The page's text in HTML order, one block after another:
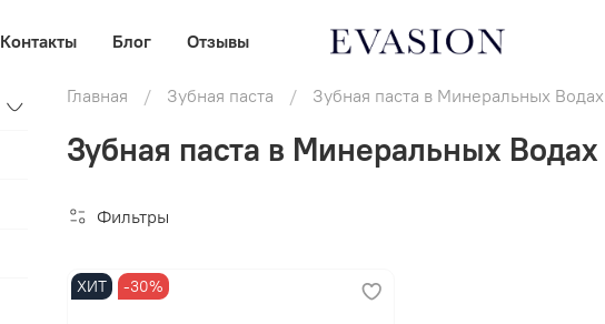
Контакты Блог Отзывы
Главная Зубная паста Зубная паста в Минеральных Водах
Зубная паста в Минеральных Водах
Фильтры
ХИТ -30%